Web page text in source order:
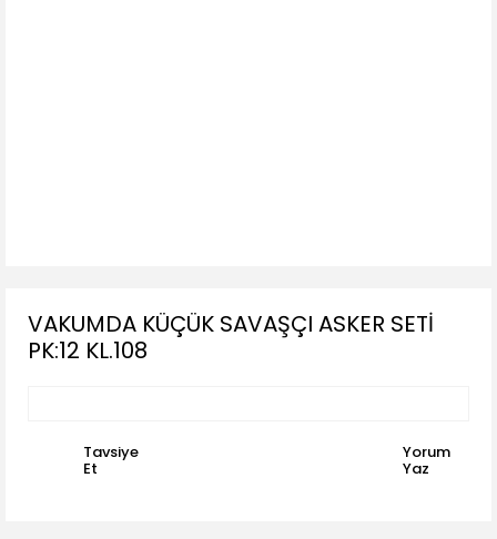
VAKUMDA KÜÇÜK SAVAŞÇI ASKER SETİ
PK:12 KL.108
Tavsiye
Et
Yorum
Yaz